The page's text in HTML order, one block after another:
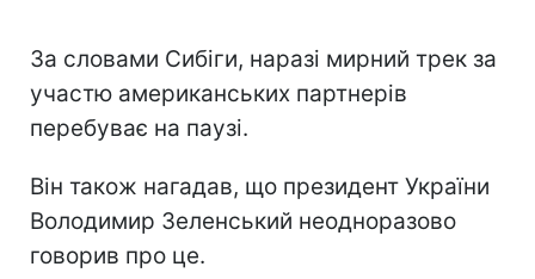
За словами Сибіги, наразі мирний трек за
участю американських партнерів
перебуває на паузі.
Він також нагадав, що президент України
Володимир Зеленський неодноразово
говорив про це.